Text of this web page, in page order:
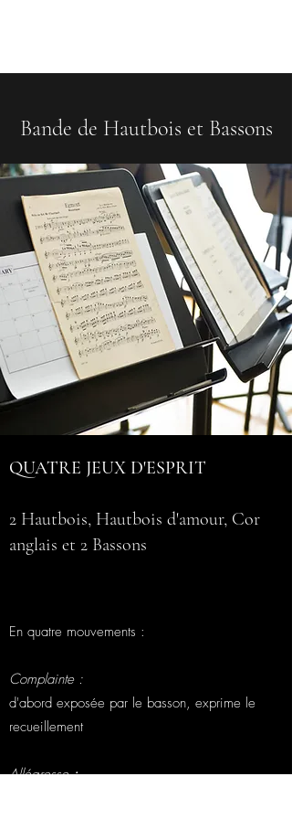
Bande de Hautbois et Bassons
QUATRE JEUX D'ESPRIT
2 Hautbois, Hautbois d'amour, Cor
anglais et 2 Bassons
En quatre mouvements :
Complainte :
d'abord exposée par le basson, exprime le
recueillement
Allégresse: